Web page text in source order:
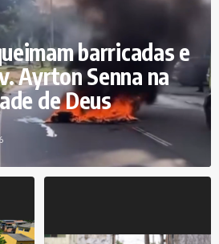
barricadas e
Ayrton Senna na
de Deus